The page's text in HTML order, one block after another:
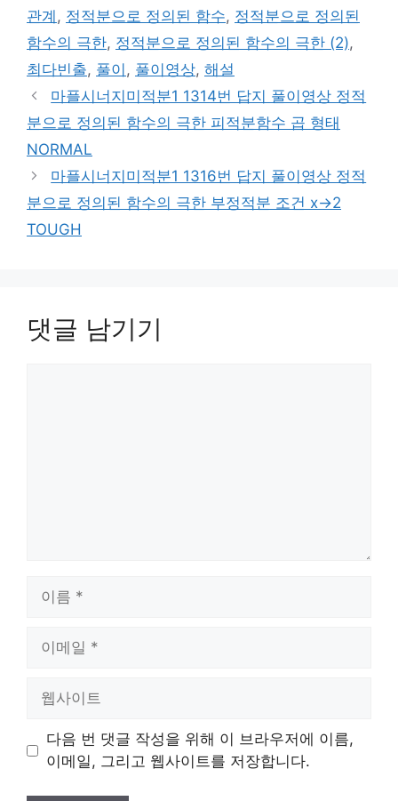
관계 , 정적분으로 정의된 함수, 정적분으로 정의된
함수의 극한, 정적분으로 정의된 함수의 극한 (2),
최다빈출, 풀이 , 풀이영상, 해설
마플시너지미적분1 1314번 답지 풀이영상 정적
분으로 정의된 함수의 극한 피적분함수 곱 형태
NORMAL
마플시너지미적분1 1316번 답지 풀이영상 정적
분으로 정의된 함수의 극한 부정적분 조건 x→2
TOUGH
댓글 남기기
트
다음 번 댓글 작성을 위해 이 브라우저에 이름,
이메일, 그리고 웹사이트를 저장합니다.